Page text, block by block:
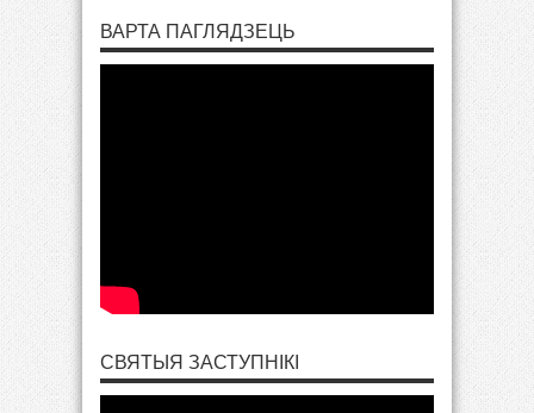
ВАРТА ПАГЛЯДЗЕЦЬ
СВЯТЫЯ ЗАСТУПНІКІ